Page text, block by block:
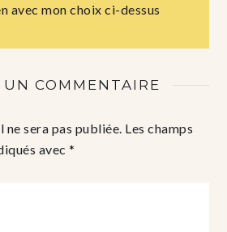
avec mon choix ci-dessus
UN COMMENTAIRE
sera pas publiée. Les champs
avec*